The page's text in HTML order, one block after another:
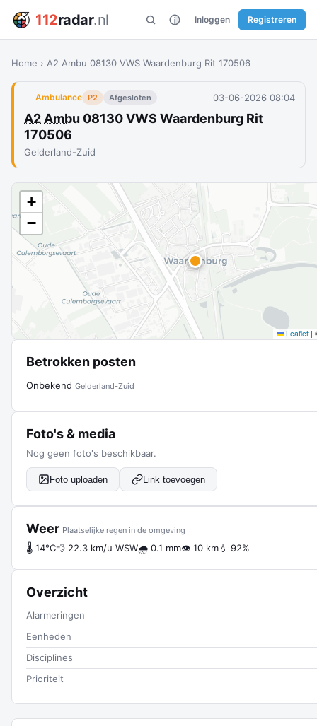
112radar.nl Inloggen Registreren
Home › A2 Ambu 08130 VWS Waardenburg Rit 170506
Ambulance P2 Afgesloten 03-06-2026 08:04
A2 Ambu 08130 VWS Waardenburg Rit
170506
Gelderland-Zuid
+
−
Leaflet |
Betrokken posten
Onbekend Gelderland-Zuid
Foto's & media
Nog geen foto's beschikbaar.
Foto uploaden Link toevoegen
Weer Plaatselijke regen in de omgeving
🌡 14°C💨 22.3 km/u WSW🌧 0.1 mm👁 10 km💧 92%
Overzicht
Alarmeringen
Eenheden
Disciplines
Prioriteit